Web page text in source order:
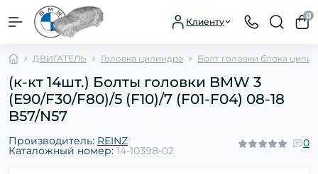
Клиенту
0
ДВИГАТЕЛЬ Головка цилиндра Болт головки блока
(к-кт 14шт.) Болты головки BMW 3
(E90/F30/F80)/5 (F10)/7 (F01-F04) 08-18
B57/N57
Производитель: REINZ
Каталожный номер: 14-10398-02
0